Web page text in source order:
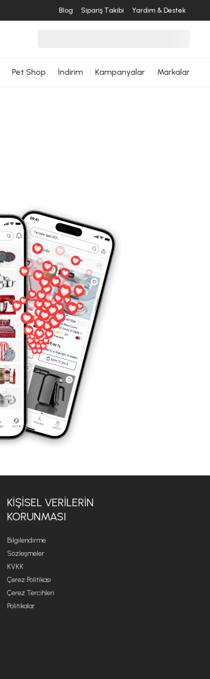
Blog Sipariş Takibi Yardım & Destek
Pet Shop İndirim Kampanyalar Markalar
KİŞİSEL VERİLERİN
KORUNMASI
Bilgilendirme
Sözleşmeler
KVKK
Çerez Politikası
Çerez Tercihleri
Politikalar